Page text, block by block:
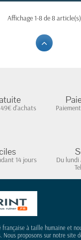
Affichage 1-8 de 8 article(s)
d'achats
14 jours
Du lundi
française à taille humaine et
proposons sur notre site